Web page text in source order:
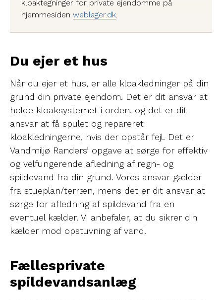
kloaktegninger for private ejendomme på
hjemmesiden weblager.dk.
Du ejer et hus
Når du ejer et hus, er alle kloakledninger på din
grund din private ejendom. Det er dit ansvar at
holde kloaksystemet i orden, og det er dit
ansvar at få spulet og repareret
kloakledningerne, hvis der opstår fejl. Det er
Vandmiljø Randers’ opgave at sørge for effektiv
og velfungerende afledning af regn- og
spildevand fra din grund. Vores ansvar gælder
fra stueplan/terræn, mens det er dit ansvar at
sørge for afledning af spildevand fra en
eventuel kælder. Vi anbefaler, at du sikrer din
kælder mod opstuvning af vand.
Fællesprivate
spildevandsanlæg